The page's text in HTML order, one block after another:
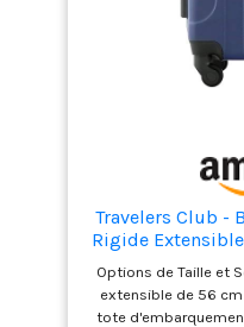
Travelers Club -
Rigide
Options de Taille et
extensible de 56
tote